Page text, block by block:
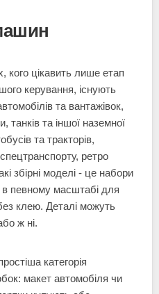
кого цікавить лише етап
керування, існують
та вантажівок,
танків та іншої наземної
та тракторів,
ретро
збірні моделі - це набори
певному масштабі для
клею. Деталі можуть
ж ні.
категорія
макет автомобіля чи